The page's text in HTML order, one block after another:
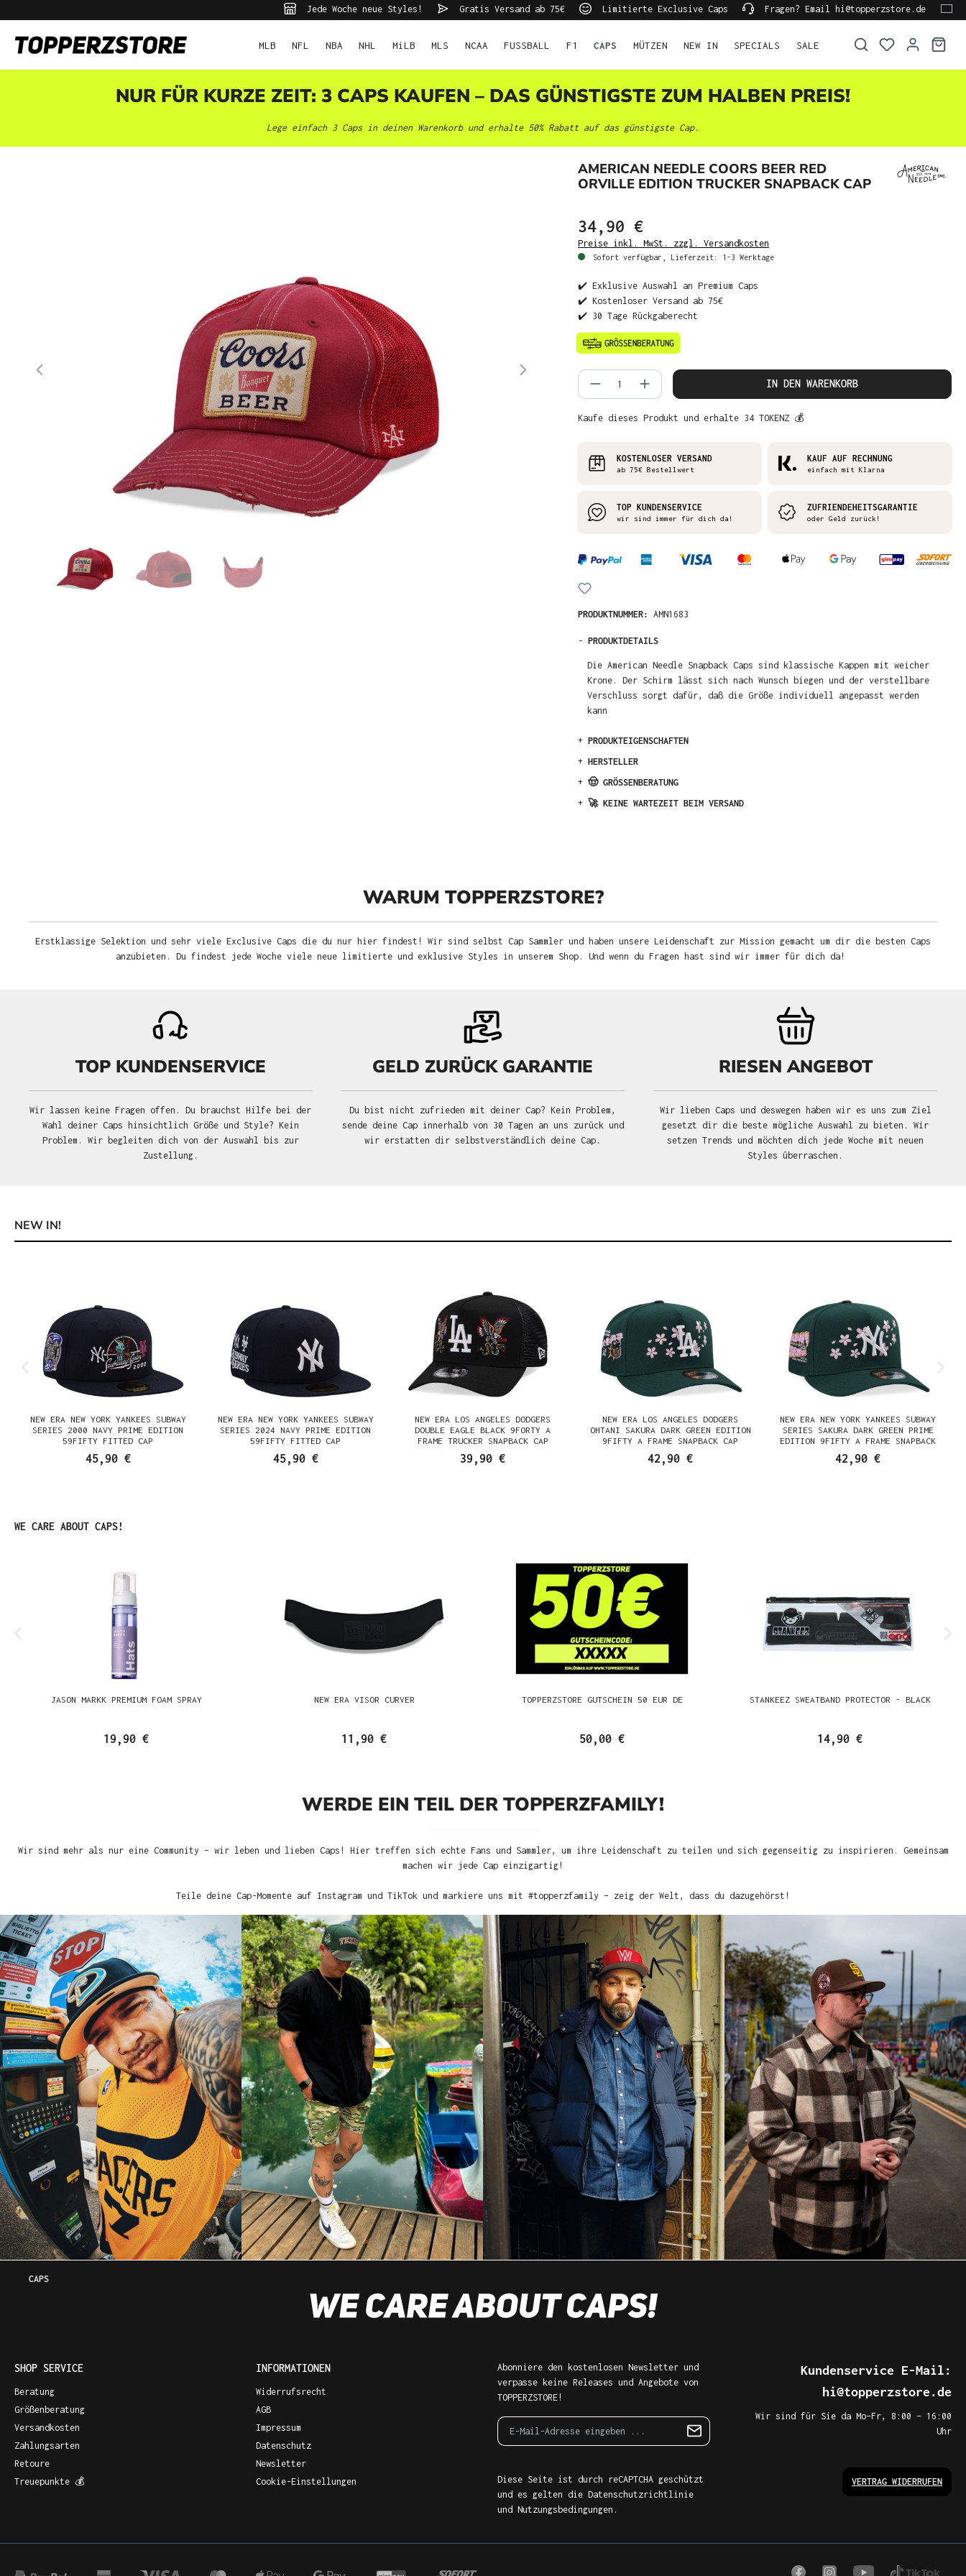
Jede Woche neue Styles! Gratis Versand ab 75€ Limitierte Exclusive Caps Fragen? Email hi@topperzstore.de
MLB NFL NBA NHL MiLB MLS NCAA FUSSBALL F1 CAPS MÜTZEN NEW IN SPECIALS SALE
NUR FÜR KURZE ZEIT: 3 CAPS KAUFEN – DAS GÜNSTIGSTE ZUM HALBEN PREIS!
Lege einfach 3 Caps in deinen Warenkorb und erhalte 50% Rabatt auf das günstigste Cap.
AMERICAN NEEDLE COORS BEER RED
ORVILLE EDITION TRUCKER SNAPBACK CAP
34,90 €
Preise inkl. MwSt. zzgl. Versandkosten
Sofort verfügbar, Lieferzeit: 1-3 Werktage
✔️ Exklusive Auswahl an Premium Caps
✔️ Kostenloser Versand ab 75€
✔️ 30 Tage Rückgaberecht
Produkt Anzahl: Gib den gewünschten Wert
IN DEN WARENKORB
Kaufe dieses Produkt und erhalte 34 TOKENZ 💰
KOSTENLOSER VERSAND
ab 75€ Bestellwert
KAUF AUF RECHNUNG
einfach mit Klarna
TOP KUNDENSERVICE
wir sind immer für dich da!
ZUFRIENDEHEITSGARANTIE
oder Geld zurück!
PRODUKTNUMMER: AMN1683
- PRODUKTDETAILS
Die American Needle Snapback Caps sind klassische Kappen mit weicher
Krone. Der Schirm lässt sich nach Wunsch biegen und der verstellbare
Verschluss sorgt dafür, daß die Größe individuell angepasst werden
kann
+ PRODUKTEIGENSCHAFTEN
+ HERSTELLER
+ 🤠 GRÖSSENBERATUNG
+ 🚀 KEINE WARTEZEIT BEIM VERSAND
WARUM TOPPERZSTORE?
Erstklassige Selektion und sehr viele Exclusive Caps die du nur hier findest! Wir sind selbst Cap Sammler und haben unsere Leidenschaft zur Mission gemacht um dir die besten Caps
anzubieten. Du findest jede Woche viele neue limitierte und exklusive Styles in unserem Shop. Und wenn du Fragen hast sind wir immer für dich da!
TOP KUNDENSERVICE
Wir lassen keine Fragen offen. Du brauchst Hilfe bei der
Wahl deiner Caps hinsichtlich Größe und Style? Kein
Problem. Wir begleiten dich von der Auswahl bis zur
Zustellung.
GELD ZURÜCK GARANTIE
Du bist nicht zufrieden mit deiner Cap? Kein Problem,
sende deine Cap innerhalb von 30 Tagen an uns zurück und
wir erstatten dir selbstverständlich deine Cap.
RIESEN ANGEBOT
Wir lieben Caps und deswegen haben wir es uns zum Ziel
gesetzt dir die beste mögliche Auswahl zu bieten. Wir
setzen Trends und möchten dich jede Woche mit neuen
Styles überraschen.
NEW IN!
NEW ERA NEW YORK YANKEES SUBWAY
SERIES 2000 NAVY PRIME EDITION
59FIFTY FITTED CAP
45,90 €
NEW ERA NEW YORK YANKEES SUBWAY
SERIES 2024 NAVY PRIME EDITION
59FIFTY FITTED CAP
45,90 €
NEW ERA LOS ANGELES DODGERS
DOUBLE EAGLE BLACK 9FORTY A
FRAME TRUCKER SNAPBACK CAP
39,90 €
NEW ERA LOS ANGELES DODGERS
OHTANI SAKURA DARK GREEN EDITION
9FIFTY A FRAME SNAPBACK CAP
42,90 €
NEW ERA NEW YORK YANKEES SUBWAY
SERIES SAKURA DARK GREEN PRIME
EDITION 9FIFTY A FRAME SNAPBACK
CAP
42,90 €
Produktgalerie überspringen
WE CARE ABOUT CAPS!
JASON MARKK PREMIUM FOAM SPRAY
19,90 €
NEW ERA VISOR CURVER
11,90 €
TOPPERZSTORE GUTSCHEIN 50 EUR DE
50,00 €
STANKEEZ SWEATBAND PROTECTOR - BLACK
14,90 €
WERDE EIN TEIL DER TOPPERZFAMILY!
Wir sind mehr als nur eine Community – wir leben und lieben Caps! Hier treffen sich echte Fans und Sammler, um ihre Leidenschaft zu teilen und sich gegenseitig zu inspirieren. Gemeinsam
machen wir jede Cap einzigartig!
Teile deine Cap-Momente auf Instagram und TikTok und markiere uns mit #topperzfamily – zeig der Welt, dass du dazugehörst!
CAPS
SHOP SERVICE
Beratung
Größenberatung
Versandkosten
Zahlungsarten
Retoure
Treuepunkte 💰
INFORMATIONEN
Widerrufsrecht
AGB
Impressum
Datenschutz
Newsletter
Cookie-Einstellungen
Abonniere den kostenlosen Newsletter und
verpasse keine Releases und Angebote von
TOPPERZSTORE!
Diese Seite ist durch reCAPTCHA geschützt
und es gelten die Datenschutzrichtlinie
und Nutzungsbedingungen .
Kundenservice E-Mail:
hi@topperzstore.de
Wir sind für Sie da Mo–Fr, 8:00 – 16:00
Uhr
VERTRAG WIDERRUFEN